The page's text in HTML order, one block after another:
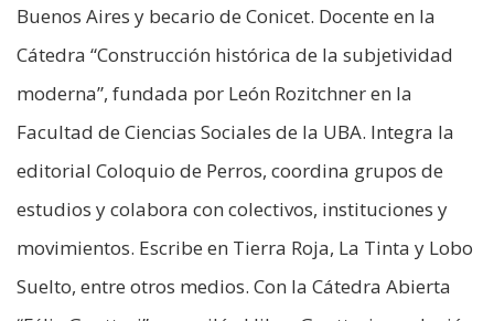
Buenos Aires y becario de Conicet. Docente en la
Cátedra “Construcción histórica de la subjetividad
moderna”, fundada por León Rozitchner en la
Facultad de Ciencias Sociales de la UBA. Integra la
editorial Coloquio de Perros, coordina grupos de
estudios y colabora con colectivos, instituciones y
movimientos. Escribe en Tierra Roja, La Tinta y Lobo
Suelto, entre otros medios. Con la Cátedra Abierta